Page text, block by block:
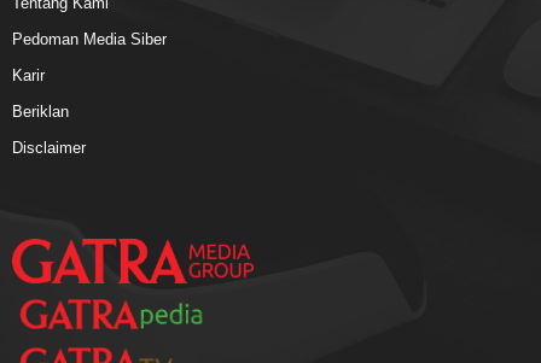
Pedoman Media Siber
Karir
Beriklan
Disclaimer